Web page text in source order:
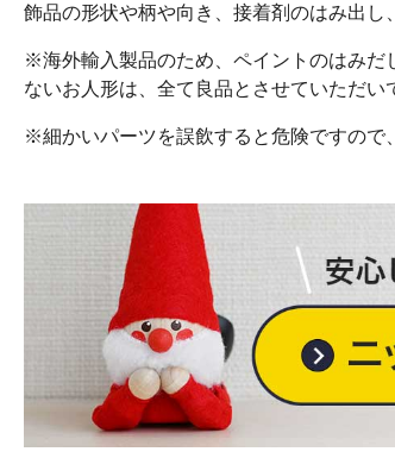
飾品の形状や柄や向き、接着剤のはみ出し
※海外輸入製品のため、ペイントのはみだ
ないお人形は、全て良品とさせていただい
※細かいパーツを誤飲すると危険ですので